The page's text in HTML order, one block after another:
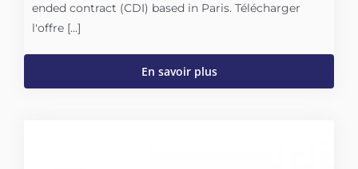
ended contract (CDI) based in Paris. Télécharger
l'offre [...]
En savoir plus